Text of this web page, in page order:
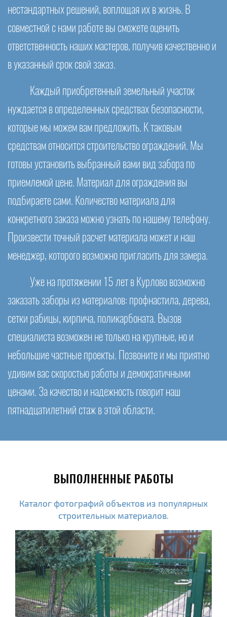
нестандартных решений, воплощая их в жизнь. В
совместной с нами работе вы сможете оценить
ответственность наших мастеров, получив качественно и
в указанный срок свой заказ.
Каждый приобретенный земельный участок
нуждается в определенных средствах безопасности,
которые мы можем вам предложить. К таковым
средствам относится строительство ограждений. Мы
готовы установить выбранный вами вид забора по
приемлемой цене. Материал для ограждения вы
подбираете сами. Количество материала для
конкретного заказа можно узнать по нашему телефону.
Произвести точный расчет материала может и наш
менеджер, которого возможно пригласить для замера.
Уже на протяжении 15 лет в Курлово возможно
заказать заборы из материалов: профнастила, дерева,
сетки рабицы, кирпича, поликарбоната. Вызов
специалиста возможен не только на крупные, но и
небольшие частные проекты. Позвоните и мы приятно
удивим вас скоростью работы и демократичными
ценами. За качество и надежность говорит наш
пятнадцатилетний стаж в этой области.
ВЫПОЛНЕННЫЕ РАБОТЫ
Каталог фотографий объектов из популярных
строительных материалов.